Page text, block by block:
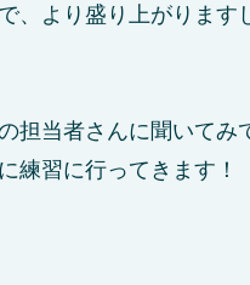
、より盛り上がりま
担当者さんに聞いて
練習に行ってきます！